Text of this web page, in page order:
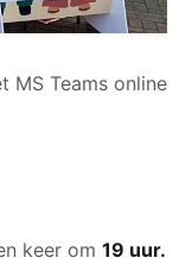
MS Teams online
keer om 19 uur.